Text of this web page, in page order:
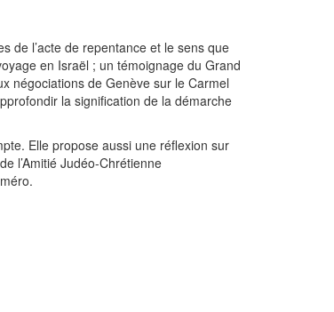
de l’acte de repentance et le sens que
en Israël ; un témoignage du Grand
négociations de Genève sur le Carmel
la signification de la démarche
Elle propose aussi une réflexion sur
l’Amitié Judéo-Chrétienne